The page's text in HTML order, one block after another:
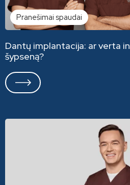
Pranešimai spaudai
Dantų implantacija: ar verta
šypseną?